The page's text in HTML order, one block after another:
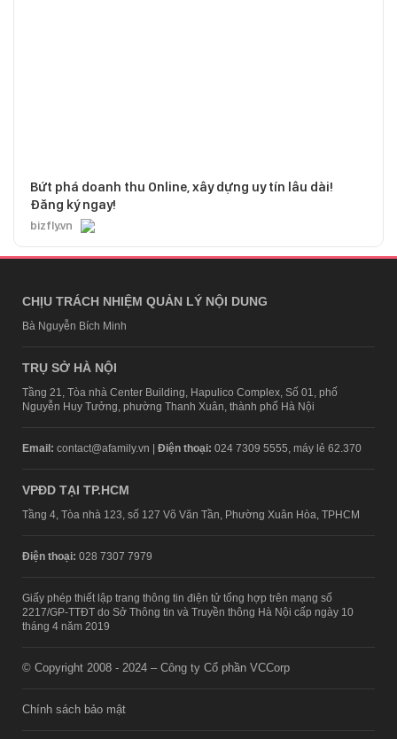
Bứt phá doanh thu Online, xây dựng uy tín lâu dài!
Đăng ký ngay!
bizfly.vn
CHỊU TRÁCH NHIỆM QUẢN LÝ NỘI DUNG
Bà Nguyễn Bích Minh
TRỤ SỞ HÀ NỘI
Tầng 21, Tòa nhà Center Building, Hapulico Complex, Số 01, phố
Nguyễn Huy Tưởng, phường Thanh Xuân, thành phố Hà Nội
Email: contact@afamily.vn | Điện thoại: 024 7309 5555, máy lẻ 62.370
VPĐD TẠI TP.HCM
Tầng 4, Tòa nhà 123, số 127 Võ Văn Tần, Phường Xuân Hòa, TPHCM
Điện thoại: 028 7307 7979
Giấy phép thiết lập trang thông tin điện tử tổng hợp trên mạng số
2217/GP-TTĐT do Sở Thông tin và Truyền thông Hà Nội cấp ngày 10
tháng 4 năm 2019
© Copyright 2008 - 2024 – Công ty Cổ phần VCCorp
Chính sách bảo mật